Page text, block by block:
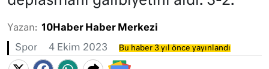
Yazan: 10Haber Haber Merkezi
Spor 4 Ekim 2023 Bu haber 3 yıl önce yayınlandı